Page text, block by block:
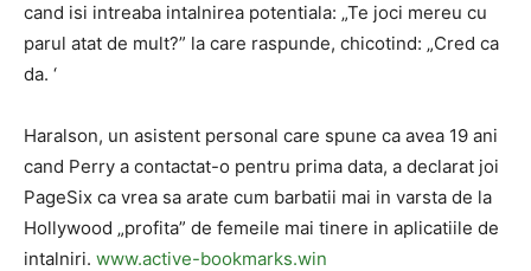
cand isi intreaba intalnirea potentiala: „Te joci mereu cu
parul atat de mult?” la care raspunde, chicotind: „Cred ca
da. ‘
Haralson, un asistent personal care spune ca avea 19 ani
cand Perry a contactat-o ​​pentru prima data, a declarat joi
PageSix ca vrea sa arate cum barbatii mai in varsta de la
Hollywood „profita” de femeile mai tinere in aplicatiile de
intalniri. www.active-bookmarks.win